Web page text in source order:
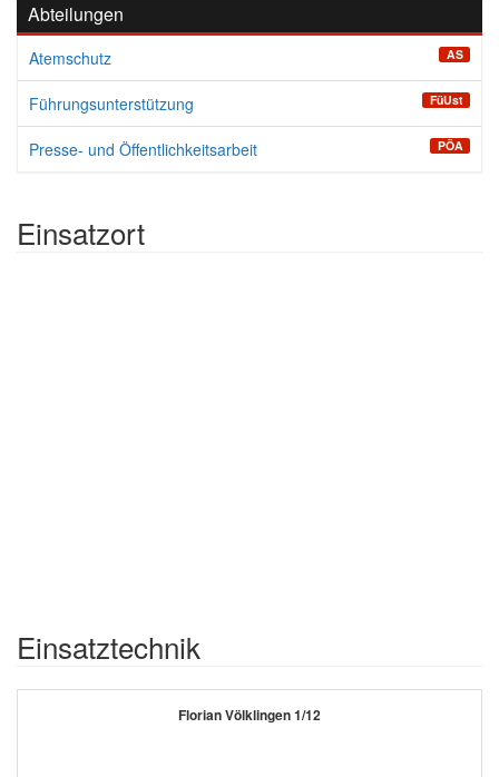
Abteilungen
Atemschutz AS
Führungsunterstützung FüUst
Presse- und Öffentlichkeitsarbeit PÖA
Einsatzort
Einsatztechnik
Florian Völklingen 1/12